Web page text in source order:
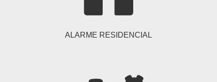
ALARME RESIDENCIAL